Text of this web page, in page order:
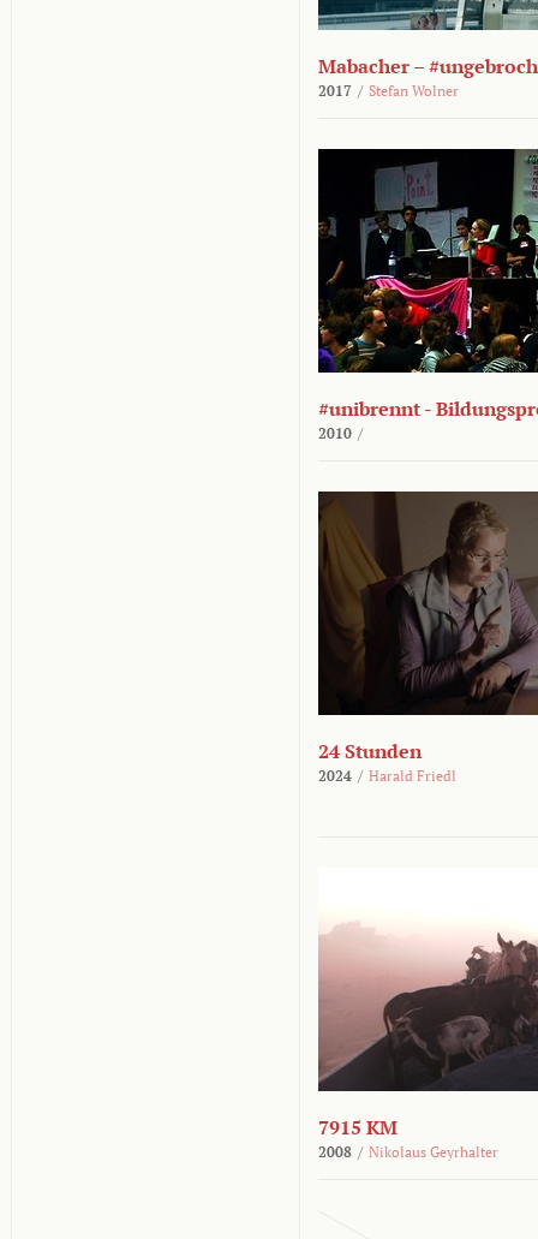
Mabacher –
2017 / Stefan Wolner
#unibrennt -
2010 /
24 Stunden
2024 / Harald Friedl
7915 KM
2008 / Nikolaus Geyrhalter